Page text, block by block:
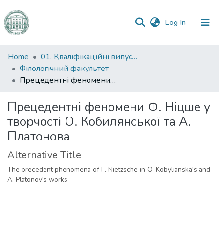
Log In (current)
Communities
&
Collections
Statistics
Home
01. Кваліфікаційні випускні роботи здобувачів вищої освіти
Філологічний факультет
Прецедентні феномени Ф. Ніцше у творчості О. Кобилянської та А. Платонова
Прецедентні феномени Ф. Ніцше у
творчості О. Кобилянської та А.
Платонова
Alternative Title
The precedent phenomena of F. Nietzsche in O. Kobylianska's and
A. Platonov's works